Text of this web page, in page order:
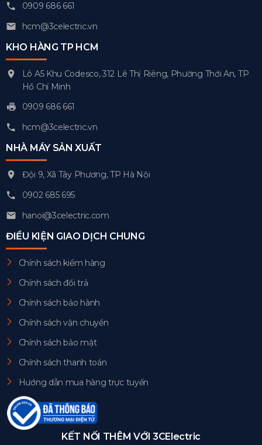
0909 686 661
hcm@3celectric.vn
KHO HÀNG TP HCM
Lô A5 Khu Codesco, 312 Lê Thị Riêng, Phường Thới An, TP
Hồ Chí Minh
0909 686 661
hcm@3celectric.vn
NHÀ MÁY SẢN XUẤT
Đội 9, Xã Tây Phương, TP Hà Nội
0902 685 695
hanoi@3celectric.com
ĐIỀU KIỆN GIAO DỊCH CHUNG
Chính sách kiểm hàng
Chính sách đổi trả
Chính sách bảo hành
Chính sách vận chuyển
Chính sách bảo mật
Chính sách thanh toán
Hướng dẫn mua hàng trực tuyến
KẾT NỐI THÊM VỚI 3CElectric